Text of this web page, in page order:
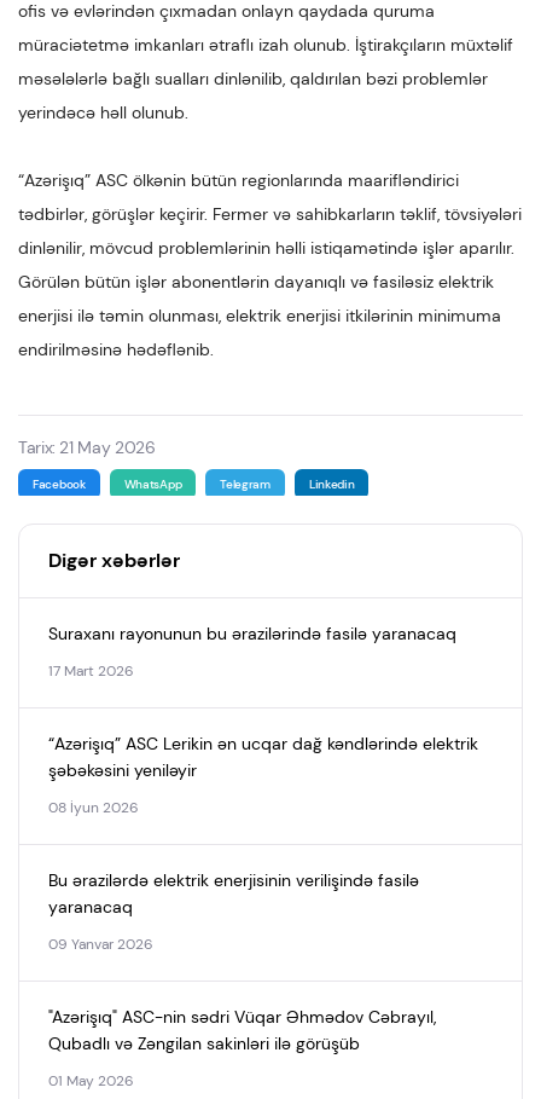
ofis və evlərindən çıxmadan onlayn qaydada quruma
müraciətetmə imkanları ətraflı izah olunub. İştirakçıların müxtəlif
məsələlərlə bağlı sualları dinlənilib, qaldırılan bəzi problemlər
yerindəcə həll olunub.
“Azərişıq” ASC ölkənin bütün regionlarında maarifləndirici
tədbirlər, görüşlər keçirir. Fermer və sahibkarların təklif, tövsiyələri
dinlənilir, mövcud problemlərinin həlli istiqamətində işlər aparılır.
Görülən bütün işlər abonentlərin dayanıqlı və fasiləsiz elektrik
enerjisi ilə təmin olunması, elektrik enerjisi itkilərinin minimuma
endirilməsinə hədəflənib.
Tarix: 21 May 2026
Facebook WhatsApp Telegram Linkedin
Digər xəbərlər
Suraxanı rayonunun bu ərazilərində fasilə yaranacaq
17 Mart 2026
“Azərişıq” ASC Lerikin ən ucqar dağ kəndlərində elektrik
şəbəkəsini yeniləyir
08 İyun 2026
Bu ərazilərdə elektrik enerjisinin verilişində fasilə
yaranacaq
09 Yanvar 2026
"Azərişıq" ASC-nin sədri Vüqar Əhmədov Cəbrayıl,
Qubadlı və Zəngilan sakinləri ilə görüşüb
01 May 2026